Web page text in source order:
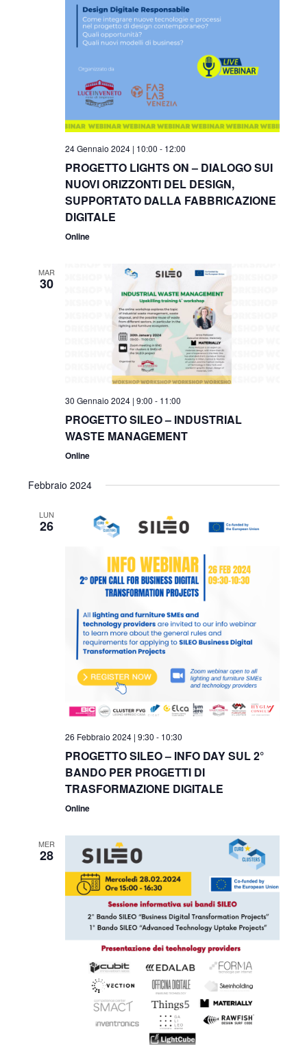
24 Gennaio 2024 | 10:00 - 12:00
PROGETTO LIGHTS ON – DIALOGO SUI
NUOVI ORIZZONTI DEL DESIGN,
SUPPORTATO DALLA FABBRICAZIONE
DIGITALE
Online
MAR
30
30 Gennaio 2024 | 9:00 - 11:00
PROGETTO SILEO – INDUSTRIAL
WASTE MANAGEMENT
Online
Febbraio 2024
LUN
26
26 Febbraio 2024 | 9:30 - 10:30
PROGETTO SILEO – INFO DAY SUL 2°
BANDO PER PROGETTI DI
TRASFORMAZIONE DIGITALE
Online
MER
28